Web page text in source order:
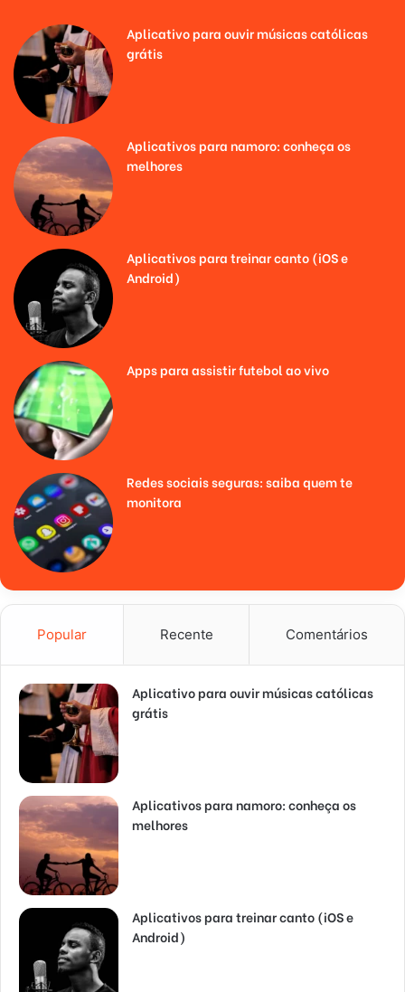
Aplicativo para ouvir músicas católicas
grátis
Aplicativos para namoro: conheça os
melhores
Aplicativos para treinar canto (iOS e
Android)
Apps para assistir futebol ao vivo
Redes sociais seguras: saiba quem te
monitora
Popular Recente Comentários
Aplicativo para ouvir músicas católicas
grátis
Aplicativos para namoro: conheça os
melhores
Aplicativos para treinar canto (iOS e
Android)